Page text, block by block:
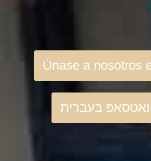
Únase a nosotros
בעברית